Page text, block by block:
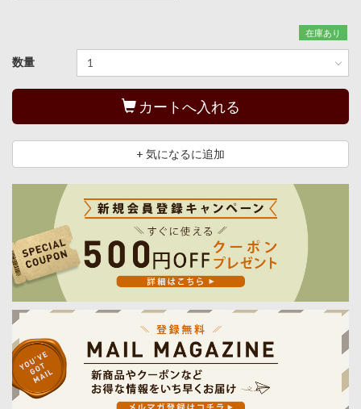
在庫あり
数量
カートへ入れる
+ 気になるに追加